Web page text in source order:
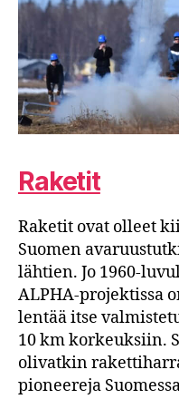
Raketit
Raketit ovat olleet
Suomen
lähtien. Jo 1960-
ALPHA-projektissa
lentää itse
10 km korkeuksiin.
olivatkin
pioneereja